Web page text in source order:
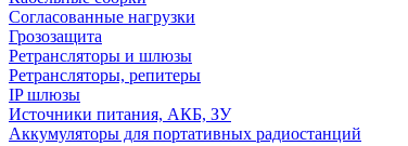
Согласованные нагрузки
Грозозащита
Ретрансляторы и шлюзы
Ретрансляторы, репитеры
IP шлюзы
Источники питания, АКБ, ЗУ
Аккумуляторы для портативных радиостанций